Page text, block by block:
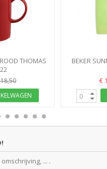
THOMAS
BEKER
€
... .